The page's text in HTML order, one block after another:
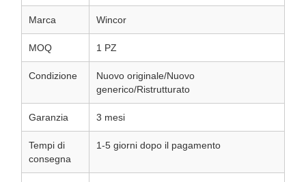
Marca Wincor
MOQ 1 PZ
Condizione
Nuovo originale/Nuovo
generico/Ristrutturato
Garanzia 3 mesi
Tempi di
consegna
1-5 giorni dopo il pagamento